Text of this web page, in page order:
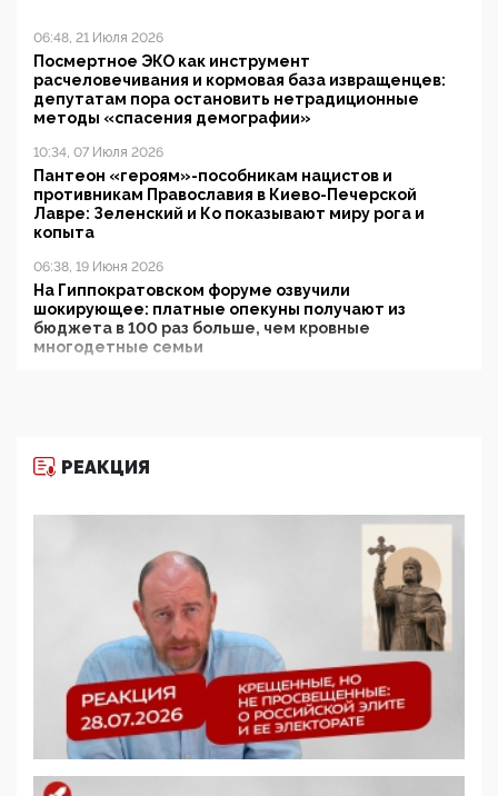
06:48, 21 Июля 2026
Посмертное ЭКО как инструмент
расчеловечивания и кормовая база извращенцев:
депутатам пора остановить нетрадиционные
методы «спасения демографии»
10:34, 07 Июля 2026
Пантеон «героям»-пособникам нацистов и
противникам Православия в Киево-Печерской
Лавре: Зеленский и Ко показывают миру рога и
копыта
06:38, 19 Июня 2026
На Гиппократовском форуме озвучили
шокирующее: платные опекуны получают из
бюджета в 100 раз больше, чем кровные
многодетные семьи
11:53, 09 Июня 2026
деятельность ИИТО ЮНЕСКО в России, но
цифроглобалисты продолжают определять
повестку в образовании
09:43, 01 Июня 2026
5G за счет здоровья граждан: Минцифры намерено
отобрать у регионов и муниципалитетов право
защищать жилые дома и социальные объекты от
05:58, 26 Мая 2026
Роскомнадзор освободили от борца с
деструктивным и опасным контентом
07:39, 25 Мая 2026
РЕАКЦИЯ